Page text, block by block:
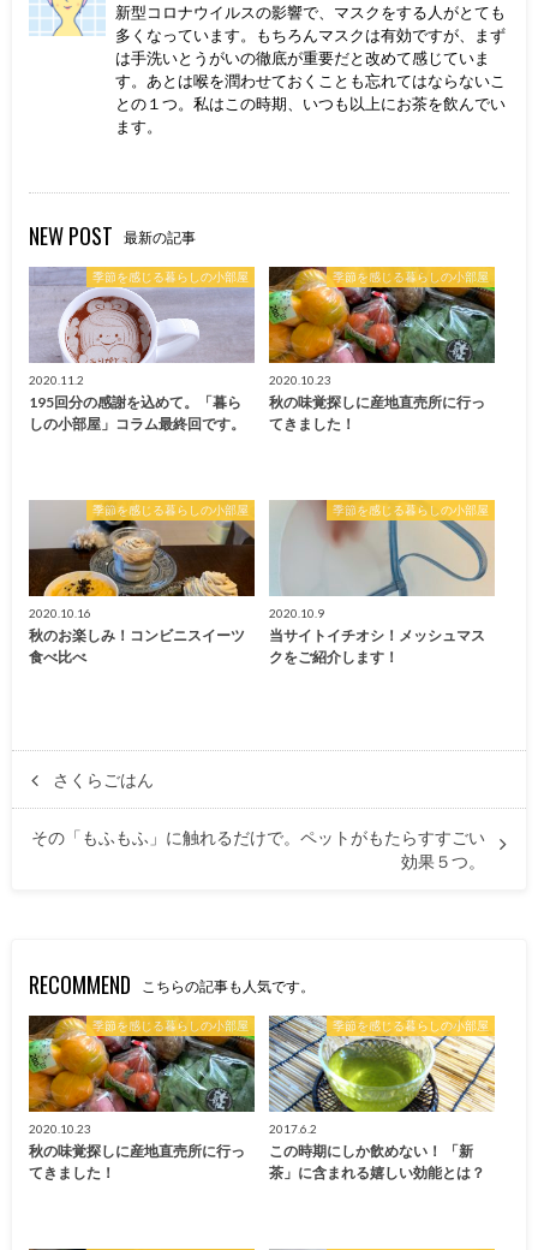
新型コロナウイルスの影響で、マスクをする人がとても
多くなっています。もちろんマスクは有効ですが、まず
は手洗いとうがいの徹底が重要だと改めて感じていま
す。あとは喉を潤わせておくことも忘れてはならないこ
との１つ。私はこの時期、いつも以上にお茶を飲んでい
ます。
NEW POST 最新の記事
季節を感じる暮らしの小部屋
2020.11.2
195回分の感謝を込めて。「暮ら
しの小部屋」コラム最終回です。
季節を感じる暮らしの小部屋
2020.10.23
秋の味覚探しに産地直売所に行っ
てきました！
季節を感じる暮らしの小部屋
2020.10.16
秋のお楽しみ！コンビニスイーツ
食べ比べ
季節を感じる暮らしの小部屋
2020.10.9
当サイトイチオシ！メッシュマス
クをご紹介します！
さくらごはん
その「もふもふ」に触れるだけで。ペットがもたらすすごい
効果５つ。
RECOMMEND こちらの記事も人気です。
季節を感じる暮らしの小部屋
2020.10.23
秋の味覚探しに産地直売所に行っ
てきました！
季節を感じる暮らしの小部屋
2017.6.2
この時期にしか飲めない！ 「新
茶」に含まれる嬉しい効能とは？